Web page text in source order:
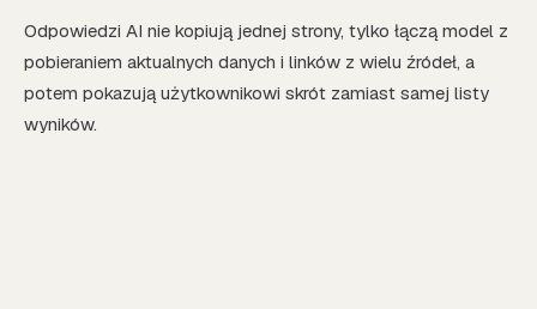
Odpowiedzi AI nie kopiują jednej strony, tylko łączą model z
pobieraniem aktualnych danych i linków z wielu źródeł, a
potem pokazują użytkownikowi skrót zamiast samej listy
wyników.